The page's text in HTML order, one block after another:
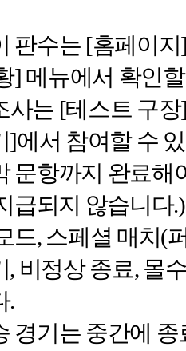
판수는 [홈페이지
] 메뉴에서 확인
사는 [테스트 구장
]에서 참여할 수
문항까지 완료해
급되지 않습니다.)
드, 스페셜 매치(
, 비정상 종료, 몰
.
경기는 중간에